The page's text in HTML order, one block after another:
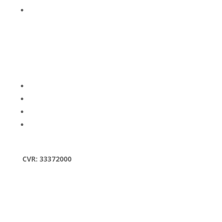
CVR: 33372000